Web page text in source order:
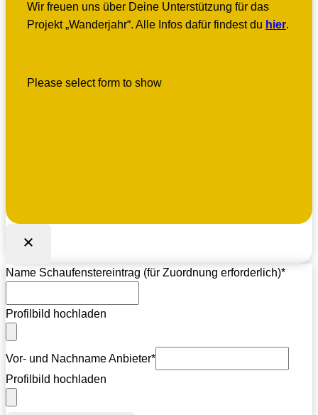
Wir freuen uns über Deine Unterstützung für das
Projekt „Wanderjahr“. Alle Infos dafür findest du hier.
Please select form to show
Name Schaufenstereintrag (für Zuordnung erforderlich)*
Profilbild hochladen
Vor- und Nachname Anbieter*
Profilbild hochladen